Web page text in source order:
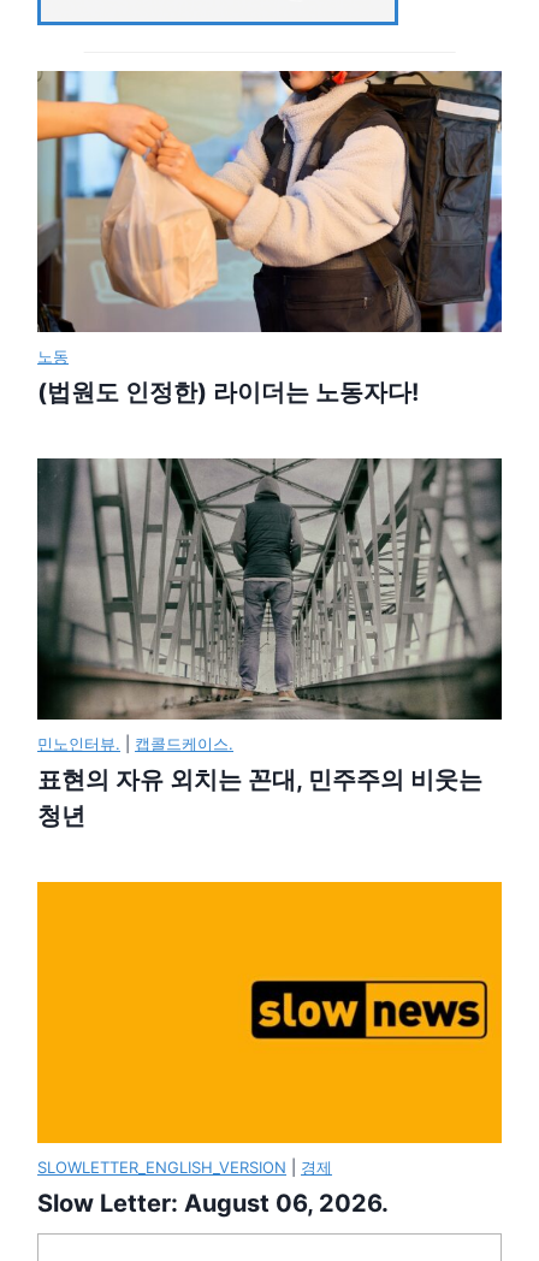
노동
(법원도 인정한) 라이더는 노동자다!
민노인터뷰. 캡콜드케이스.
표현의 자유 외치는 꼰대, 민주주의 비웃는
청년
SLOWLETTER_ENGLISH_VERSION 경제
Slow Letter: August 06, 2026.